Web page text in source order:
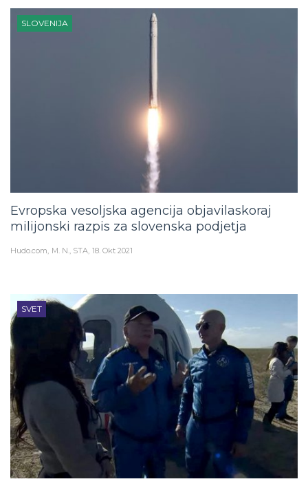
SLOVENIJA
Evropska vesoljska agencija objavilaskoraj
milijonski razpis za slovenska podjetja
Hudo.com M. N., STA 18. Okt 2021
SVET